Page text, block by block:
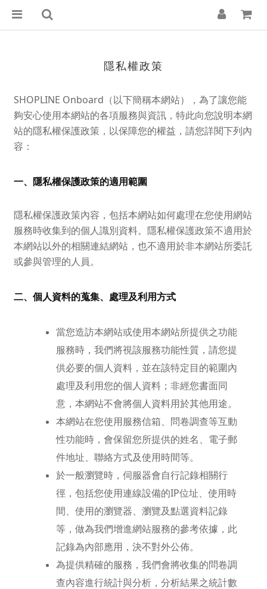
隱私權政策
SHOPLINE Onboard （以下簡稱本網站），為了讓您能
夠安心使用本網站的各項服務與資訊，特此向您說明本網
站的隱私權保護政策，以保障您的權益，請您詳閱下列內
容：
一、隱私權保護政策的適用範圍
隱私權保護政策內容，包括本網站如何處理在您使用網站
服務時收集到的個人識別資料。隱私權保護政策不適用於
本網站以外的相關連結網站，也不適用於非本網站所委託
或參與管理的人員。
二、個人資料的蒐集、處理及利用方式
當您造訪本網站或使用本網站所提供之功能
服務時，我們將視該服務功能性質，請您提
供必要的個人資料，並在該特定目的範圍內
處理及利用您的個人資料；非經您書面同
意，本網站不會將個人資料用於其他用途。
本網站在您使用服務信箱、問卷調查等互動
性功能時，會保留您所提供的姓名、電子郵
件地址、聯絡方式及使用時間等。
於一般瀏覽時，伺服器會自行記錄相關行
徑，包括您使用連線設備的IP位址、使用時
間、使用的瀏覽器、瀏覽及點選資料記錄
等，做為我們增進網站服務的參考依據，此
記錄為內部應用，決不對外公佈。
為提供精確的服務，我們會將收集的問卷調
查內容進行統計與分析，分析結果之統計數